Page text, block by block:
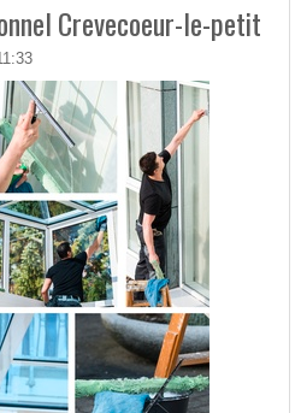
Crevecoeur-le-petit